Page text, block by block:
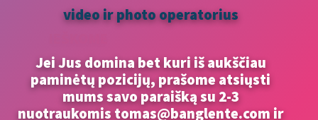
video ir photo operatorius
Jei Jus domina bet kuri iš aukščiau
paminėtų pozicijų, prašome atsiųsti
mums savo paraišką su 2-3
nuotraukomis tomas@banglente.com ir